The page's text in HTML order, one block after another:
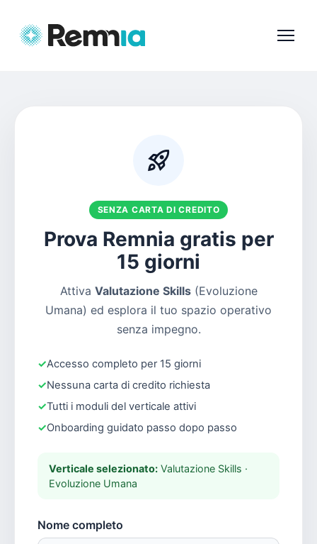
rocket_launch
SENZA CARTA DI CREDITO
Prova Remnia gratis per
15 giorni
Attiva Valutazione Skills(Evoluzione
Umana) ed esplora il tuo spazio operativo
senza impegno.
Accesso completo per 15 giorni
Nessuna carta di credito richiesta
Tutti i moduli del verticale attivi
Onboarding guidato passo dopo passo
Verticale selezionato: Valutazione Skills ·
Evoluzione Umana
Nome completo